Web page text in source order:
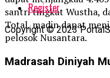
santri tingkat Wustha,
Total, madin dapat
pelosok Nusantara.
Madrasah Diniyah
Register
Copyright © 2023